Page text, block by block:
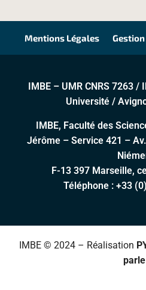
Mentions Légales
IMBE – UMR CNRS 7263
Université /
IMBE, Faculté des
Jérôme – Service 421 –
F-13 397 Marseille,
Téléphone : +33
IMBE © 2024 – Réalisation
parle